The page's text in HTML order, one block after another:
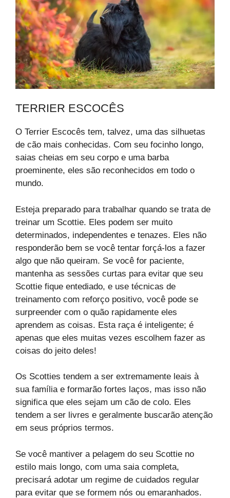
TERRIER ESCOCÊS
O Terrier Escocês tem, talvez, uma das silhuetas
de cão mais conhecidas. Com seu focinho longo,
saias cheias em seu corpo e uma barba
proeminente, eles são reconhecidos em todo o
mundo.
Esteja preparado para trabalhar quando se trata de
treinar um Scottie. Eles podem ser muito
determinados, independentes e tenazes. Eles não
responderão bem se você tentar forçá-los a fazer
algo que não queiram. Se você for paciente,
mantenha as sessões curtas para evitar que seu
Scottie fique entediado, e use técnicas de
treinamento com reforço positivo, você pode se
surpreender com o quão rapidamente eles
aprendem as coisas. Esta raça é inteligente; é
apenas que eles muitas vezes escolhem fazer as
coisas do jeito deles!
Os Scotties tendem a ser extremamente leais à
sua família e formarão fortes laços, mas isso não
significa que eles sejam um cão de colo. Eles
tendem a ser livres e geralmente buscarão atenção
em seus próprios termos.
Se você mantiver a pelagem do seu Scottie no
estilo mais longo, com uma saia completa,
precisará adotar um regime de cuidados regular
para evitar que se formem nós ou emaranhados.